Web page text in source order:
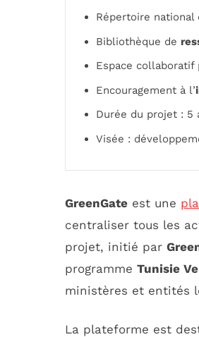
Répertoire national
Bibliothèque de
Espace collaboratif
Encouragement à l’
Durée du projet : 5
Visée :
GreenGate est une
centraliser tous les
projet, initié par
programme Tunisie
ministères et entités
La plateforme est